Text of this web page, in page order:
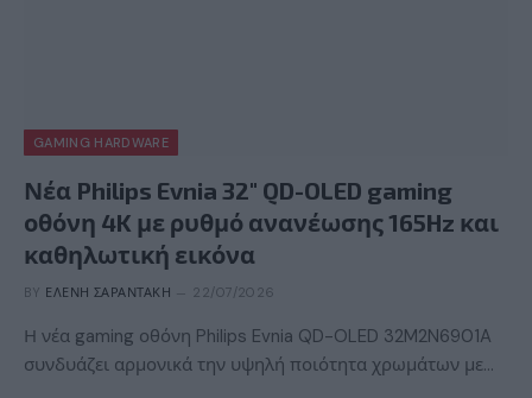
GAMING HARDWARE
Νέα Philips Evnia 32″ QD-OLED gaming
οθόνη 4K με ρυθμό ανανέωσης 165Hz και
καθηλωτική εικόνα
BY ΕΛΈΝΗ ΣΑΡΑΝΤΆΚΗ 22/07/2026
Η νέα gaming οθόνη Philips Evnia QD-OLED 32M2N6901A
συνδυάζει αρμονικά την υψηλή ποιότητα χρωμάτων με…